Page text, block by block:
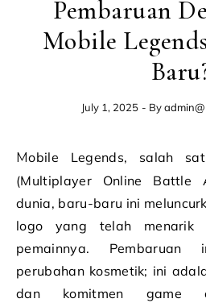
Pembaruan
Mobile
July 1, 2025 - By
Mobile Legends, salah satu permainan MOBA
(Multiplayer Online Battle
dunia, baru-baru ini
logo yang telah menarik
pemainnya.
perubahan kosmetik; ini
dan komitmen game